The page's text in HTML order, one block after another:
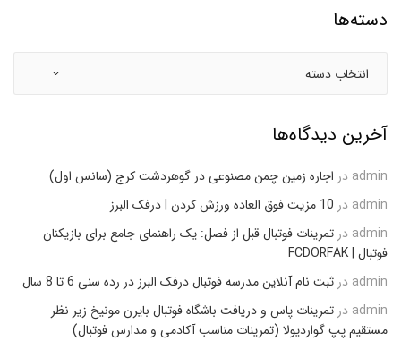
دسته‌ها
آخرین دیدگاه‌ها
admin در اجاره زمین چمن مصنوعی در گوهردشت کرج (سانس اول)
admin در 10 مزیت فوق العاده ورزش کردن | درفک البرز
admin در تمرینات فوتبال قبل از فصل: یک راهنمای جامع برای بازیکنان
فوتبال | FCDORFAK
admin در ثبت نام آنلاین مدرسه فوتبال درفک البرز در رده سنی 6 تا 8 سال
admin در تمرینات پاس و دریافت باشگاه فوتبال بایرن مونیخ زیر نظر
مستقیم پپ گواردیولا (تمرینات مناسب آکادمی و مدارس فوتبال)